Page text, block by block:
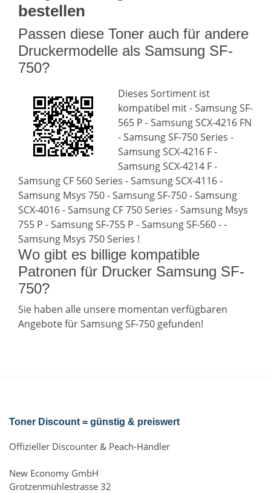
bestellen
Passen diese Toner auch für andere
Druckermodelle als Samsung SF-
750?
Dieses Sortiment ist
kompatibel mit - Samsung SF-
565 P - Samsung SCX-4216 FN
- Samsung SF-750 Series -
Samsung SCX-4216 F -
Samsung SCX-4214 F -
Samsung CF 560 Series - Samsung SCX-4116 -
Samsung Msys 750 - Samsung SF-750 - Samsung
SCX-4016 - Samsung CF 750 Series - Samsung Msys
755 P - Samsung SF-755 P - Samsung SF-560 - -
Samsung Msys 750 Series !
Wo gibt es billige kompatible
Patronen für Drucker Samsung SF-
750?
Sie haben alle unsere momentan verfügbaren
Angebote für Samsung SF-750 gefunden!
Toner Discount = günstig & preiswert
Offizieller Discounter & Peach-Händler
New Economy GmbH
Grotzenmühlestrasse 32